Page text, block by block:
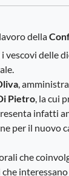
della
vescovi delle
,
Pietro, la cui
infatti
per il nuovo
che